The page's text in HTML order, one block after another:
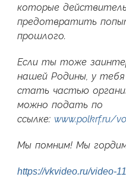
которые
предотвратить
прошлого.
Если ты тоже
нашей Родины, у
стать частью
можно подать по
ссылке: www.polkrf.ru/
Мы помним! Мы
https://vkvideo.ru/video-